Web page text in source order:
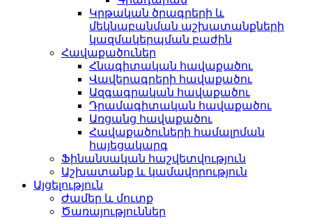
Կրթական ծրագրերի և
մեկնաբանման աշխատանքների
կազմակերպման բաժին
Հավաքածուներ
Հնագիտական հավաքածու
Վավերագրերի հավաքածու
Ազգագրական հավաքածու
Դրամագիտական հավաքածու
Առցանց հավաքածու
Հավաքածուների համալրման
հայեցակարգ
Ֆինանսական հաշվետվություն
Աշխատանք և կամավորություն
Այցելություն
Ժամեր և մուտք
Ծառայություններ